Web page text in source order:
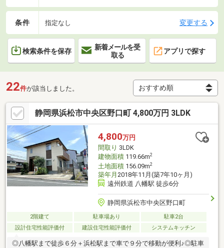
条件 指定なし 変更する
検索条件を保存
新着メールを受
取る
アプリで探す
22件が該当しました。
静岡県浜松市中央区野口町 4,800万円 3LDK
4,800万円
間取り 3LDK
建物面積119.66m2
土地面積156.09m2
築年月 2018年11月(築7年10ヶ月)
遠州鉄道 八幡駅 徒歩6分
静岡県浜松市中央区野口町
2階建て 駐車場あり
駐車2台
設計住宅性能評価付
建設住宅性能評価付 システムキッチン
◎八幡駅まで徒歩６分＋浜松駅まで車で９分で移動が便利♪◎駐車